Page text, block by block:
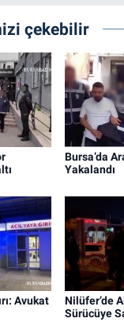
çekebilir
Bursa’da
Yakalandı
Avukat
Nilüfer’de
Sürücüye